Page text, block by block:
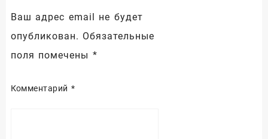
Ваш адрес email не будет
опубликован. Обязательные
поля помечены *
Комментарий *